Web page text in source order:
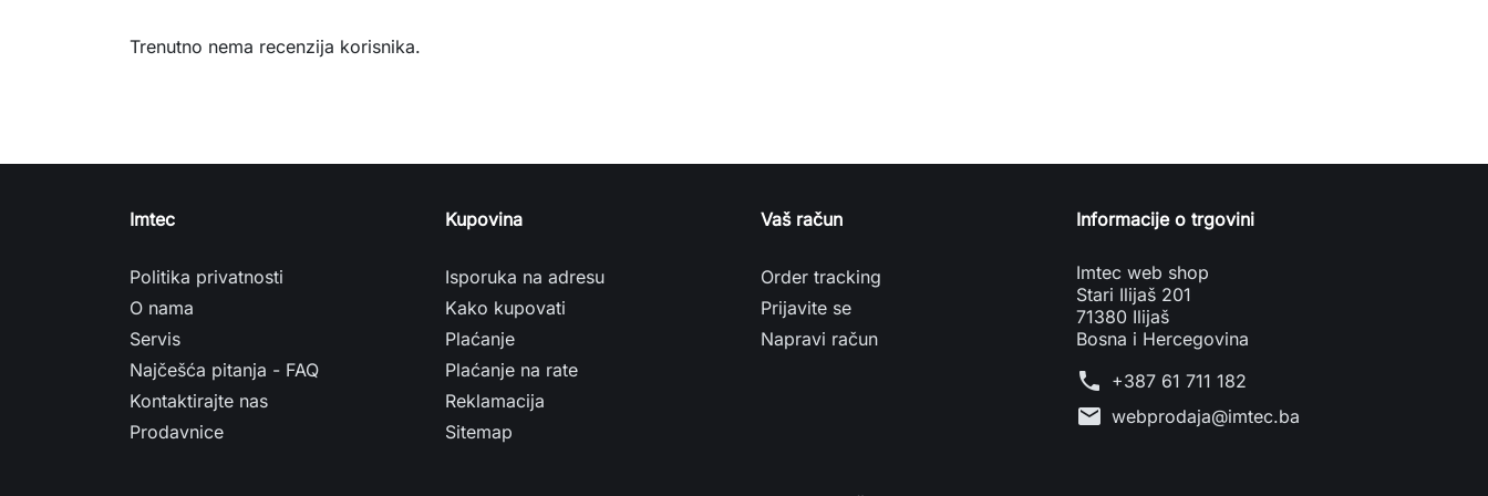
Trenutno nema recenzija korisnika.
Imtec
Politika privatnosti
O nama
Servis
Najčešća pitanja - FAQ
Kontaktirajte nas
Prodavnice
Kupovina
Isporuka na adresu
Kako kupovati
Plaćanje
Plaćanje na rate
Reklamacija
Sitemap
Vaš račun
Order tracking
Prijavite se
Napravi račun
Informacije o trgovini
Imtec web shop
Stari Ilijaš 201
71380 Ilijaš
Bosna i Hercegovina
phone +387 61 711 182
mail webprodaja@imtec.ba